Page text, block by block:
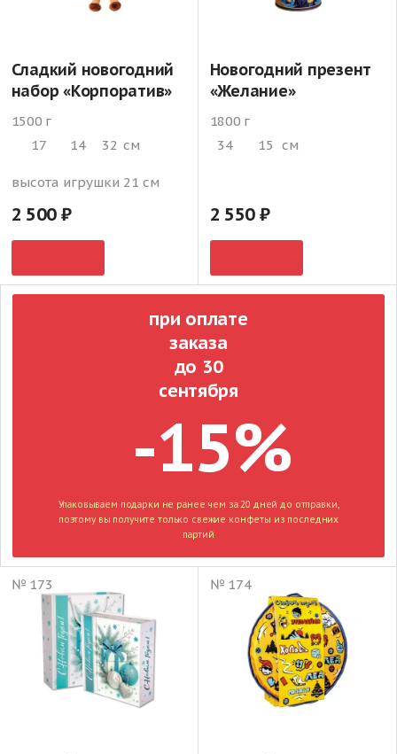
Сладкий новогодний
набор «Корпоратив»
1500 г
17
14 32 см
высота игрушки 21 см
2 500
Новогодний презент
«Желание»
1800 г
34
15 см
2 550
№ 173 № 174
-15%
при оплате
заказа
до 30
сентября
Упаковываем подарки не ранее чем за 20 дней до отправки,
поэтому вы получите только свежие конфеты из последних
партий